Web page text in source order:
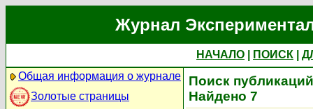
Журнал
НАЧАЛО ПОИСК
Общая информация о журнале
Золотые страницы
Поиск
Найдено 7